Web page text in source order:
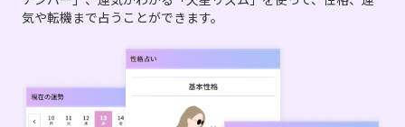
気や転機まで占うことができます。